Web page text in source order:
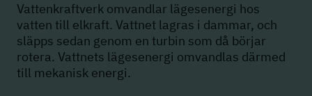
Vattenkraftverk omvandlar lägesenergi hos
vatten till elkraft. Vattnet lagras i dammar, och
släpps sedan genom en turbin som då börjar
rotera. Vattnets lägesenergi omvandlas därmed
till mekanisk energi.